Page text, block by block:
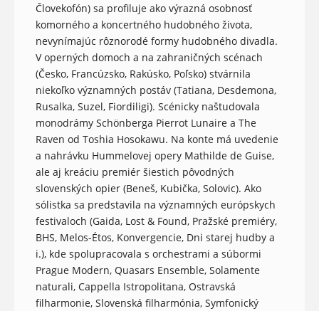
Človekofón) sa profiluje ako výrazná osobnosť
komorného a koncertného hudobného života,
nevynímajúc rôznorodé formy hudobného divadla.
V operných domoch a na zahraničných scénach
(Česko, Francúzsko, Rakúsko, Poľsko) stvárnila
niekoľko významných postáv (Tatiana, Desdemona,
Rusalka, Suzel, Fiordiligi). Scénicky naštudovala
monodrámy Schönberga Pierrot Lunaire a The
Raven od Toshia Hosokawu. Na konte má uvedenie
a nahrávku Hummelovej opery Mathilde de Guise,
ale aj kreáciu premiér šiestich pôvodných
slovenských opier (Beneš, Kubička, Solovic). Ako
sólistka sa predstavila na významných európskych
festivaloch (Gaida, Lost & Found, Pražské premiéry,
BHS, Melos-Étos, Konvergencie, Dni starej hudby a
i.), kde spolupracovala s orchestrami a súbormi
Prague Modern, Quasars Ensemble, Solamente
naturali, Cappella Istropolitana, Ostravská
filharmonie, Slovenská filharmónia, Symfonický